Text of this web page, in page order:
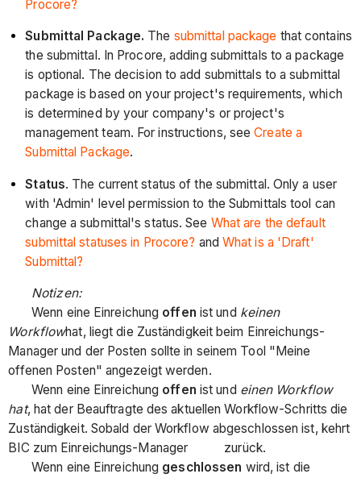
Procore?
Submittal Package. The submittal package that contains
the submittal. In Procore, adding submittals to a package
is optional. The decision to add submittals to a submittal
package is based on your project's requirements, which
is determined by your company's or project's
management team. For instructions, seeCreate a
Submittal Package.
Status. The current status of the submittal. Only a user
with 'Admin' level permission to the Submittals tool can
change a submittal's status. See What are the default
submittal statuses in Procore? and What is a 'Draft'
Submittal?
Notizen:
Wenn eine Einreichung offen ist und keinen
Workflowhat, liegt die Zuständigkeit beim Einreichungs-
Manager und der Posten sollte in seinem Tool "Meine
offenen Posten" angezeigt werden.
Wenn eine Einreichung offen ist und einen Workflow
hat, hat der Beauftragte des aktuellen Workflow-Schritts die
Zuständigkeit. Sobald der Workflow abgeschlossen ist, kehrt
BIC zum Einreichungs-Manager zurück.
Wenn eine Einreichung geschlossen wird, ist die